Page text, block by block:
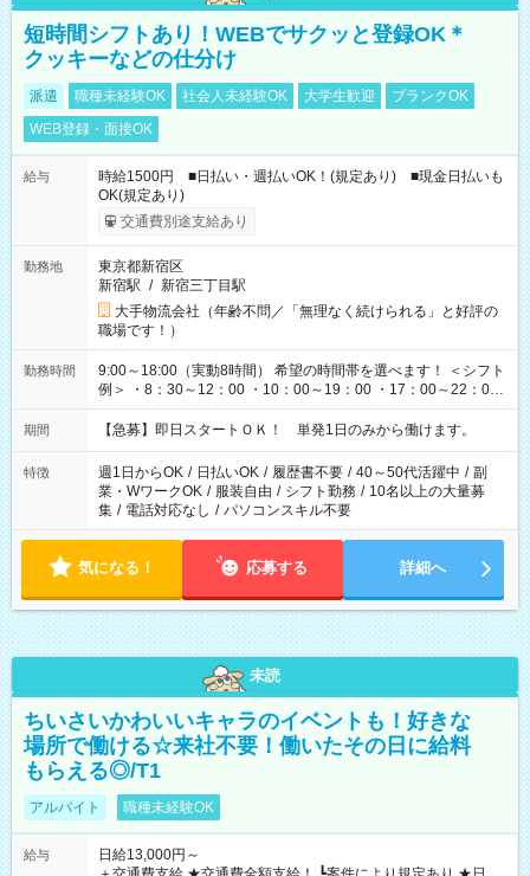
短時間シフトあり！WEBでサクッと登録OK＊
クッキーなどの仕分け
派遣 職種未経験OK 社会人未経験OK 大学生歓迎
ブランクOK
WEB登録・面接OK
給与
時給1500円 ■日払い・週払いOK！(規定あり) ■現金日払いも
OK(規定あり)
交通費別途支給あり
勤務地
東京都新宿区
新宿駅 / 新宿三丁目駅
大手物流会社（年齢不問／「無理なく続けられる」と好評の
職場です！）
勤務時間
9:00～18:00（実動8時間） 希望の時間帯を選べます！ ＜シフト
例＞ ・8：30～12：00 ・10：00～19：00 ・17：00～22：00
・13：00～22：00 ・22：00～翌6：00 など
期間 【急募】即日スタートＯＫ！ 単発1日のみから働けます。
特徴 週1日からOK / 日払いOK / 履歴書不要 / 40～50代活躍中 / 副
業・WワークOK / 服装自由 / シフト勤務 / 10名以上の大量募
集 / 電話対応なし / パソコンスキル不要
気になる！ 応募する 詳細へ
未読
ちいさいかわいいキャラのイベントも！好きな
場所で働ける☆来社不要！働いたその日に給料
もらえる◎/T1
アルバイト 職種未経験OK
給与
日給13,000円～